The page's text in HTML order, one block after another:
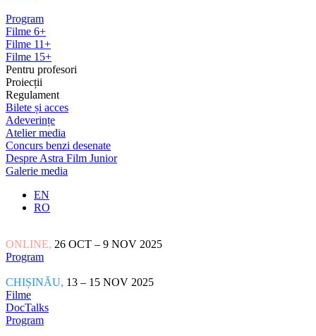
Program
Filme 6+
Filme 11+
Filme 15+
Pentru profesori
Proiecții
Regulament
Bilete și acces
Adeverințe
Atelier media
Concurs benzi desenate
Despre Astra Film Junior
Galerie media
EN
RO
ONLINE, 26 OCT – 9 NOV 2025
Program
CHIȘINĂU, 13 – 15 NOV 2025
Filme
DocTalks
Program